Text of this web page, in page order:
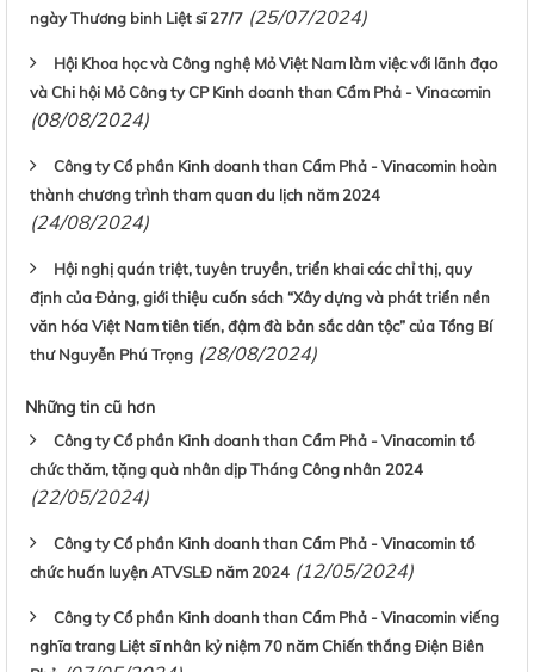
ngày Thương binh Liệt sĩ 27/7 (25/07/2024)
Hội Khoa học và Công nghệ Mỏ Việt Nam làm việc với lãnh đạo
và Chi hội Mỏ Công ty CP Kinh doanh than Cẩm Phả - Vinacomin
(08/08/2024)
Công ty Cổ phần Kinh doanh than Cẩm Phả - Vinacomin hoàn
thành chương trình tham quan du lịch năm 2024
(24/08/2024)
Hội nghị quán triệt, tuyên truyền, triển khai các chỉ thị, quy
định của Đảng, giới thiệu cuốn sách “Xây dựng và phát triển nền
văn hóa Việt Nam tiên tiến, đậm đà bản sắc dân tộc” của Tổng Bí
thư Nguyễn Phú Trọng (28/08/2024)
Những tin cũ hơn
Công ty Cổ phần Kinh doanh than Cẩm Phả - Vinacomin tổ
chức thăm, tặng quà nhân dịp Tháng Công nhân 2024
(22/05/2024)
Công ty Cổ phần Kinh doanh than Cẩm Phả - Vinacomin tổ
chức huấn luyện ATVSLĐ năm 2024 (12/05/2024)
Công ty Cổ phần Kinh doanh than Cẩm Phả - Vinacomin viếng
nghĩa trang Liệt sĩ nhân kỷ niệm 70 năm Chiến thắng Điện Biên